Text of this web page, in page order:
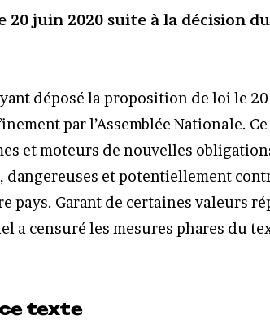
juin 2020 suite à la décision
déposé la proposition de loi le 20
par l’Assemblée Nationale.
et moteurs de nouvelles
dangereuses et potentiellement
pays. Garant de certaines valeurs
a censuré les mesures phares du
texte